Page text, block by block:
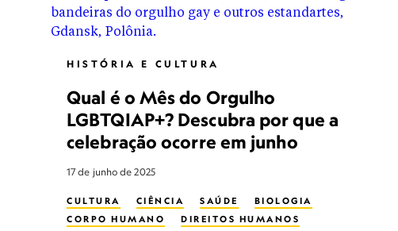
HISTÓRIA E CULTURA
Qual é o Mês do Orgulho
LGBTQIAP+? Descubra por que a
celebração ocorre em junho
17 de junho de 2025
CULTURA CIÊNCIA SAÚDE
BIOLOGIA
CORPO HUMANO
DIREITOS HUMANOS